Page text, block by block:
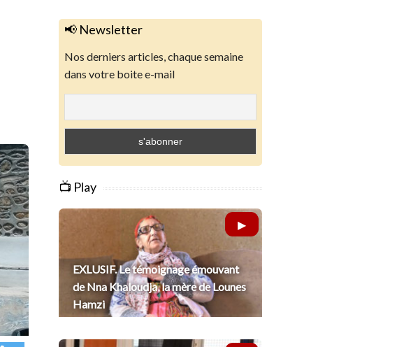
📢 Newsletter
Nos derniers articles, chaque semaine
dans votre boite e-mail
📺 Play
EXLUSIF. Le témoignage émouvant
de Nna Khaloudja, la mère de Lounes
Hamzi